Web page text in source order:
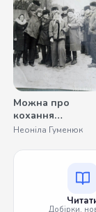
Можна про
кохання
помовчати
Неоніла Гуменюк
Добірки,